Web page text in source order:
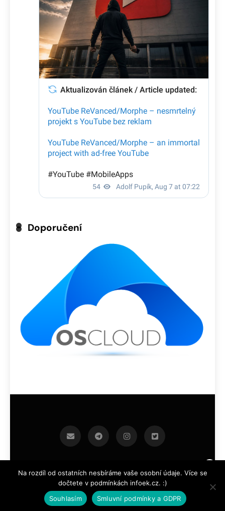
Doporučení
infoek.cz 2026.Developed By BlazeThemes .
Na rozdíl od ostatních nesbíráme vaše osobní údaje. Více se
dočtete v podmínkách infoek.cz. :)
Souhlasím
Smluvní podmínky a GDPR